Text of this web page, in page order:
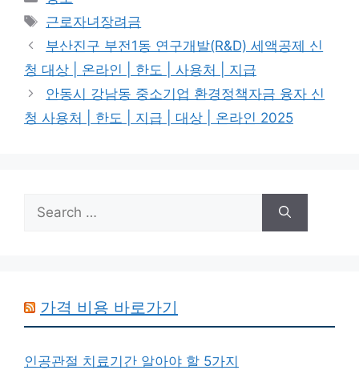
Tags
근로자녀장려금
부산진구 부전1동 연구개발(R&D) 세액공제 신
청 대상 | 온라인 | 한도 | 사용처 | 지급
안동시 강남동 중소기업 환경정책자금 융자 신
청 사용처 | 한도 | 지급 | 대상 | 온라인 2025
for:
가격 비용 바로가기
인공관절 치료기간 알아야 할 5가지